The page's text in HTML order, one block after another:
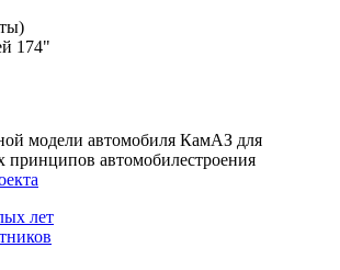
174"
модели автомобиля КамАЗ для
принципов автомобилестроения
лет